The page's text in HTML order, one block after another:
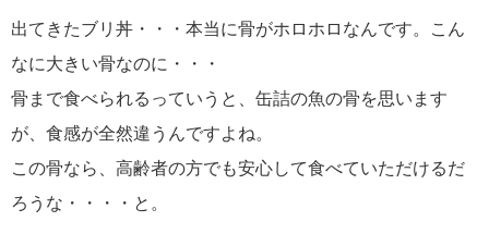
出てきたブリ丼・・・本当に骨がホロホロなんです。こん
なに大きい骨なのに・・・
骨まで食べられるっていうと、缶詰の魚の骨を思います
が、食感が全然違うんですよね。
この骨なら、高齢者の方でも安心して食べていただけるだ
ろうな・・・・と。